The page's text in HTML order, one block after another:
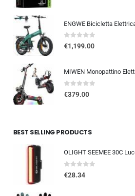
0out of 5
€1,199.00
0out of 5
€379.00
BEST SELLING PRODUCTS
0out of 5
€28.34